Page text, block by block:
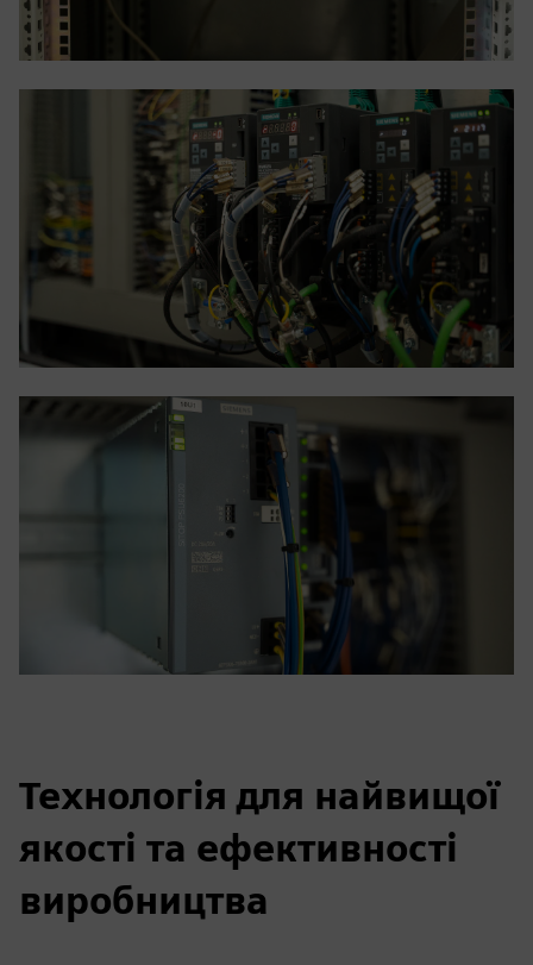
Технологія для найвищої
якості та ефективності
виробництва